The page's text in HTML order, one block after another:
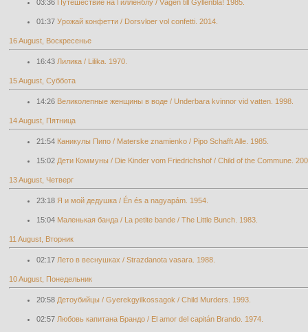
03:36 Путешествие на Гилленблу / Vägen till Gyllenblå! 1985.
01:37 Урожай конфетти / Dorsvloer vol confetti. 2014.
16 August, Воскресенье
16:43 Лилика / Lilika. 1970.
15 August, Суббота
14:26 Великолепные женщины в воде / Underbara kvinnor vid vatten. 1998.
14 August, Пятница
21:54 Каникулы Пипо / Materske znamienko / Pipo Schafft Alle. 1985.
15:02 Дети Коммуны / Die Kinder vom Friedrichshof / Child of the Commune.
13 August, Четверг
23:18 Я и мой дедушка / Én és a nagyapám. 1954.
15:04 Маленькая банда / La petite bande / The Little Bunch. 1983.
11 August, Вторник
02:17 Лето в веснушках / Strazdanota vasara. 1988.
10 August, Понедельник
20:58 Детоубийцы / Gyerekgyilkossagok / Child Murders. 1993.
02:57 Любовь капитана Брандо / El amor del capitán Brando. 1974.